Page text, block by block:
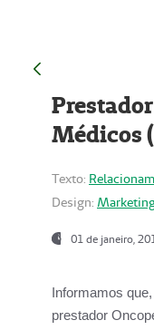
Médicos
Texto:
Design:
01 de janeiro,
Informamos
prestador